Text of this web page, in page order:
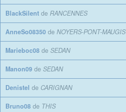
BlackSilent de RANCENNES
AnneSo08350 de NOYERS-PONT-MAUGIS
Marieboc08 de SEDAN
Manon09 de SEDAN
Denistel de CARIGNAN
Bruno08 de THIS